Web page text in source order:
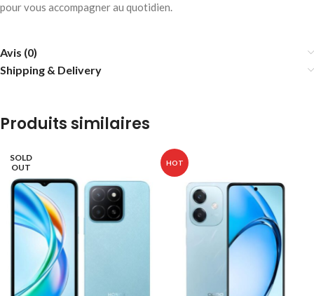
pour vous accompagner au quotidien.
Avis (0)
Shipping & Delivery
Produits similaires
SOLD
OUT
HOT